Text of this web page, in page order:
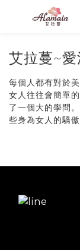
艾拉蔓~
每個人都有對於
女人往往會簡單
了一個大的學問
些身為女人的驕傲